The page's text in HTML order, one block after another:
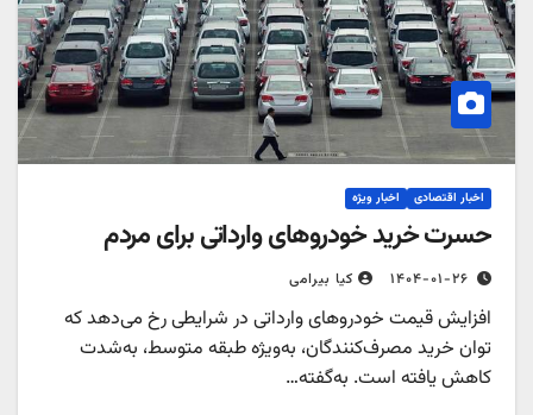
اخبار اقتصادی اخبار ویژه
حسرت خرید خودروهای وارداتی برای مردم
۱۴۰۴-۰۱-۲۶ کیا بیرامی
افزایش قیمت خودروهای وارداتی در شرایطی رخ می‌دهد که
توان خرید مصرف‌کنندگان، به‌ویژه طبقه متوسط، به‌شدت
کاهش یافته است. به‌گفته…